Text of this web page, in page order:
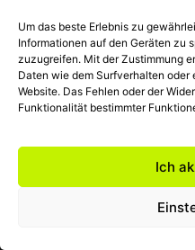
Um das beste Erlebnis zu
Informationen auf den Geräten zu
zuzugreifen. Mit der Zustimmung
Daten wie dem Surfverhalten
Website. Das Fehlen oder der
Funktionalität bestimmter
Ich
you an even better
— we’ll be back soon.
Contact: hello@cliq.hu